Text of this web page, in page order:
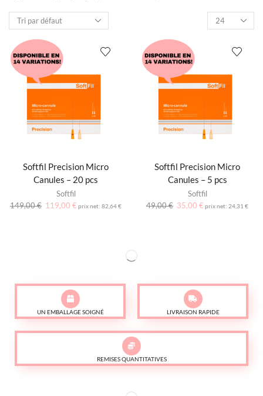
Softfil Precision Micro
Canules – 20 pcs
Softfil
149,00€ 119,00 € prix net: 82,64€
Softfil Precision Micro
Canules – 5 pcs
Softfil
49,00€ 35,00 € prix net: 24,31 €
UN EMBALLAGE SOIGNÉ LIVRAISON RAPIDE
REMISES QUANTITATIVES